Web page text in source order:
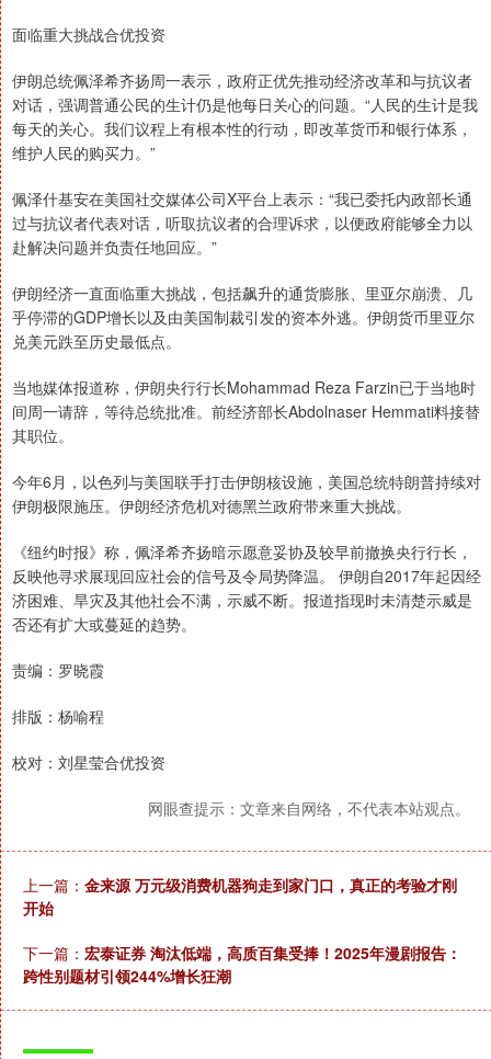
面临重大挑战合优投资
伊朗总统佩泽希齐扬周一表示，政府正优先推动经济改革和与抗议者
对话，强调普通公民的生计仍是他每日关心的问题。“人民的生计是我
每天的关心。我们议程上有根本性的行动，即改革货币和银行体系，
维护人民的购买力。”
佩泽什基安在美国社交媒体公司X平台上表示：“我已委托内政部长通
过与抗议者代表对话，听取抗议者的合理诉求，以便政府能够全力以
赴解决问题并负责任地回应。”
伊朗经济一直面临重大挑战，包括飙升的通货膨胀、里亚尔崩溃、几
乎停滞的GDP增长以及由美国制裁引发的资本外逃。伊朗货币里亚尔
兑美元跌至历史最低点。
当地媒体报道称，伊朗央行行长Mohammad Reza Farzin已于当地时
间周一请辞，等待总统批准。前经济部长Abdolnaser Hemmati料接替
其职位。
今年6月，以色列与美国联手打击伊朗核设施，美国总统特朗普持续对
伊朗极限施压。伊朗经济危机对德黑兰政府带来重大挑战。
《纽约时报》称，佩泽希齐扬暗示愿意妥协及较早前撤换央行行长，
反映他寻求展现回应社会的信号及令局势降温。 伊朗自2017年起因经
济困难、旱灾及其他社会不满，示威不断。报道指现时未清楚示威是
否还有扩大或蔓延的趋势。
责编：罗晓霞
排版：杨喻程
校对：刘星莹合优投资
网眼查提示：文章来自网络，不代表本站观点。
上一篇： 金来源 万元级消费机器狗走到家门口，真正的考验才刚
开始
下一篇： 宏泰证券 淘汰低端，高质百集受捧！2025年漫剧报告：
跨性别题材引领244%增长狂潮